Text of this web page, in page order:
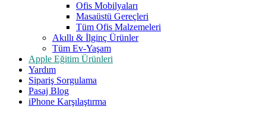
Ofis Mobilyaları
Masaüstü Gereçleri
Tüm Ofis Malzemeleri
Akıllı & İlginç Ürünler
Tüm Ev-Yaşam
Apple Eğitim Ürünleri
Yardım
Sipariş Sorgulama
Pasaj Blog
iPhone Karşılaştırma